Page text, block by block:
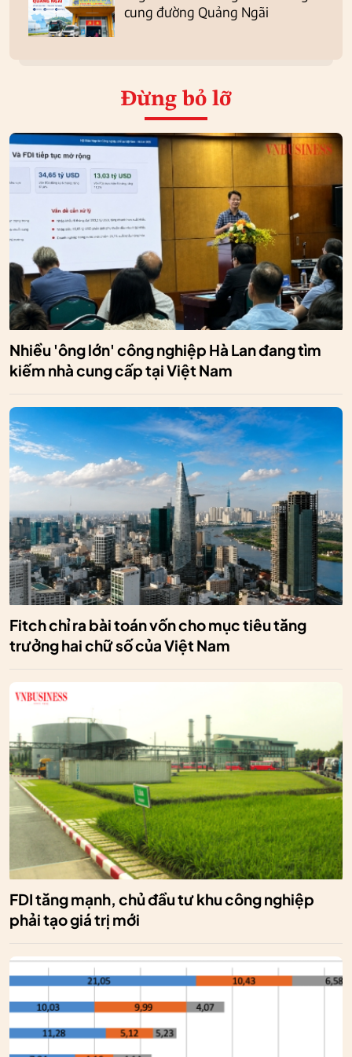
cung đường Quảng Ngãi
Đừng bỏ lỡ
Nhiều 'ông lớn' công nghiệp Hà Lan đang tìm
kiếm nhà cung cấp tại Việt Nam
Fitch chỉ ra bài toán vốn cho mục tiêu tăng
trưởng hai chữ số của Việt Nam
FDI tăng mạnh, chủ đầu tư khu công nghiệp
phải tạo giá trị mới